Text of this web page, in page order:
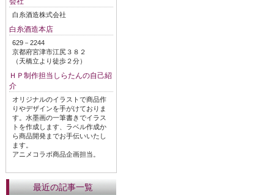
白糸酒造株式会社
白糸酒造本店
629－2244
京都府宮津市江尻３８２
（天橋立より徒歩２分）
ＨＰ制作担当しらたんの自己紹
介
オリジナルのイラストで商品作
りやデザインを手がけておりま
す。水墨画の一筆書きでイラス
トを作成します、ラベル作成か
ら商品開発までお手伝いいたし
ます。
アニメコラボ商品企画担当。
最近の記事一覧